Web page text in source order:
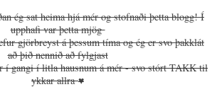
ég sat heima hjá mér og stofnaði þetta blogg! Í
upphafi var þetta mjög
gjörbreyst á þessum tíma og ég er svo þakklát
að þið nennið að fylgjast
í gangi í litla hausnum á mér - svo stórt TAKK til
ykkar allra♥